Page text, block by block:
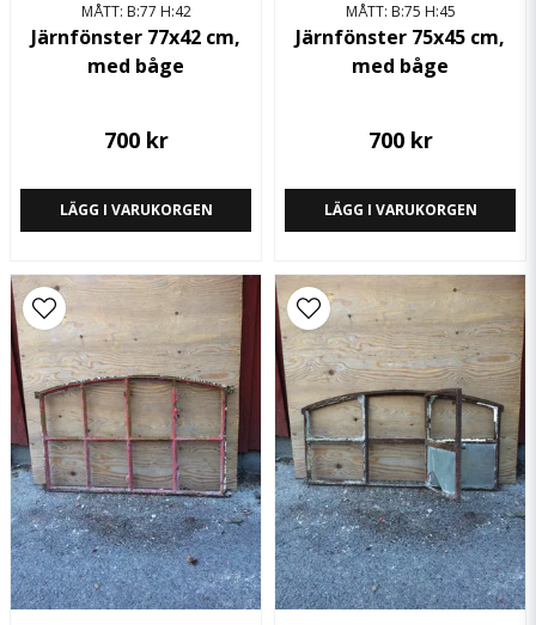
MÅTT: B:77 H:42
Järnfönster 77x42 cm,
med båge
700 kr
LÄGG I VARUKORGEN
MÅTT: B:75 H:45
Järnfönster 75x45 cm,
med båge
700 kr
LÄGG I VARUKORGEN